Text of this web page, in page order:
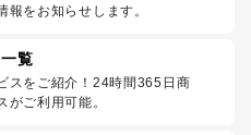
報をお知らせします。
覧
スをご紹介！24時間365日商
がご利用可能。